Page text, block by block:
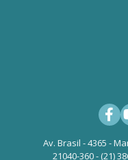
Av. Brasil - 4365 -
21040-360 - (21)